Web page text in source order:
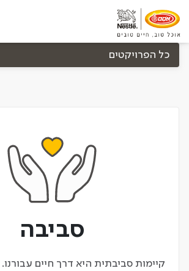
כל הפרויקטים
סביבה
קיימות סביבתית היא דרך חיים עבורנו.